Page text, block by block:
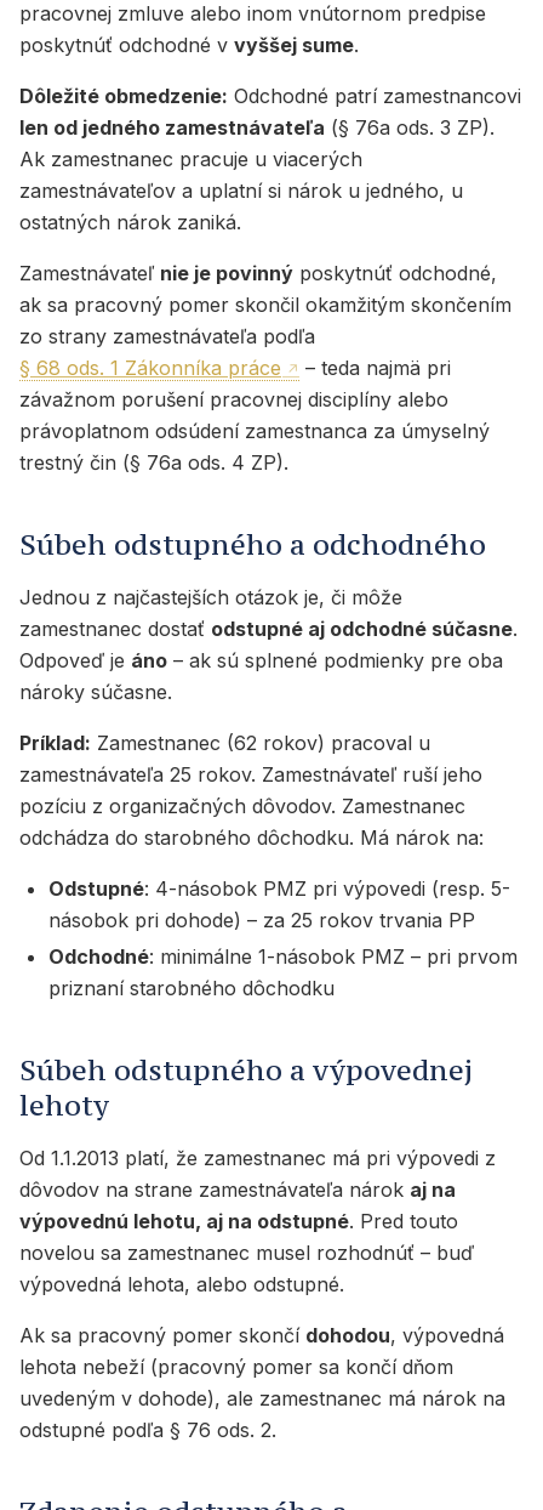
pracovnej zmluve alebo inom vnútornom predpise
poskytnúť odchodné v vyššej sume.
Dôležité obmedzenie: Odchodné patrí zamestnancovi
len od jedného zamestnávateľa (§ 76a ods. 3 ZP).
Ak zamestnanec pracuje u viacerých
zamestnávateľov a uplatní si nárok u jedného, u
ostatných nárok zaniká.
Zamestnávateľ nie je povinný poskytnúť odchodné,
ak sa pracovný pomer skončil okamžitým skončením
zo strany zamestnávateľa podľa
§ 68 ods. 1 Zákonníka práce
– teda najmä pri
závažnom porušení pracovnej disciplíny alebo
právoplatnom odsúdení zamestnanca za úmyselný
trestný čin (§ 76a ods. 4 ZP).
Súbeh odstupného a odchodného
Jednou z najčastejších otázok je, či môže
zamestnanec dostať odstupné aj odchodné súčasne.
Odpoveď je áno – ak sú splnené podmienky pre oba
nároky súčasne.
Príklad: Zamestnanec (62 rokov) pracoval u
zamestnávateľa 25 rokov. Zamestnávateľ ruší jeho
pozíciu z organizačných dôvodov. Zamestnanec
odchádza do starobného dôchodku. Má nárok na:
Odstupné: 4-násobok PMZ pri výpovedi (resp. 5-
násobok pri dohode) – za 25 rokov trvania PP
Odchodné: minimálne 1-násobok PMZ – pri prvom
priznaní starobného dôchodku
Súbeh odstupného a výpovednej
lehoty
Od 1.1.2013 platí, že zamestnanec má pri výpovedi z
dôvodov na strane zamestnávateľa nárok aj na
výpovednú lehotu, aj na odstupné. Pred touto
novelou sa zamestnanec musel rozhodnúť – buď
výpovedná lehota, alebo odstupné.
Ak sa pracovný pomer skončí dohodou, výpovedná
lehota nebeží (pracovný pomer sa končí dňom
uvedeným v dohode), ale zamestnanec má nárok na
odstupné podľa § 76 ods. 2.